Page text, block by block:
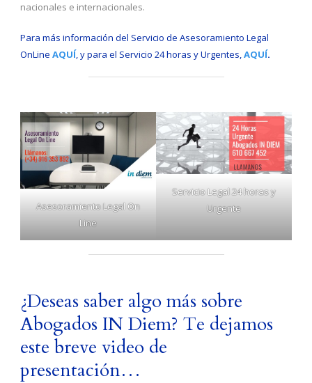
nacionales e internacionales.
Para más información del Servicio de Asesoramiento Legal
OnLine AQUÍ, y para el Servicio 24 horas y Urgentes,AQUÍ.
Asesoramiento Legal On
Line
Servicio Legal 24 horas y
Urgente
¿Deseas saber algo más sobre
Abogados IN Diem? Te dejamos
este breve video de
presentación…